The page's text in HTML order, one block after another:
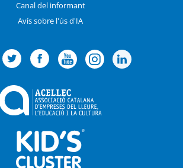
Canal del informant
Avís sobre l'ús d'IA